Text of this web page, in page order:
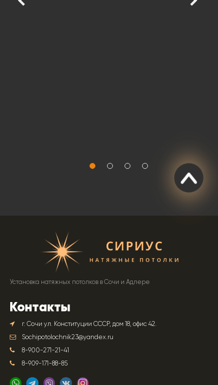
Установка натяжных потолков в Сочи и Адлере
Контакты
г. Сочи ул. Конституции СССР, дом 18, офис 42.
Sochipotolochnik23@yandex.ru
8-900-271-21-41
8-909-171-88-85